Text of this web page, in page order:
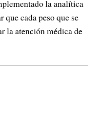
la analítica
que cada peso que se
la atención médica de